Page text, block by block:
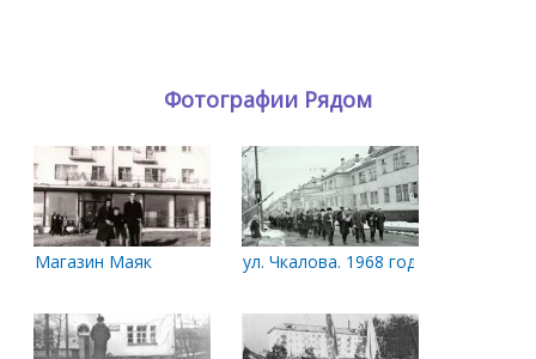
Фотографии Рядом
Магазин Маяк ул. Чкалова. 1968 год